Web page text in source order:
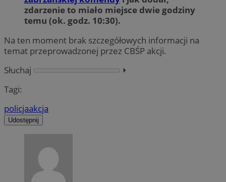
zdarzenie to miało miejsce dwie godziny
temu (ok. godz. 10:30).
Na ten moment brak szczegółowych informacji na
temat przeprowadzonej przez CBŚP akcji.
Słuchaj
⏵︎
Tagi:
policjaakcja
Udostępnij